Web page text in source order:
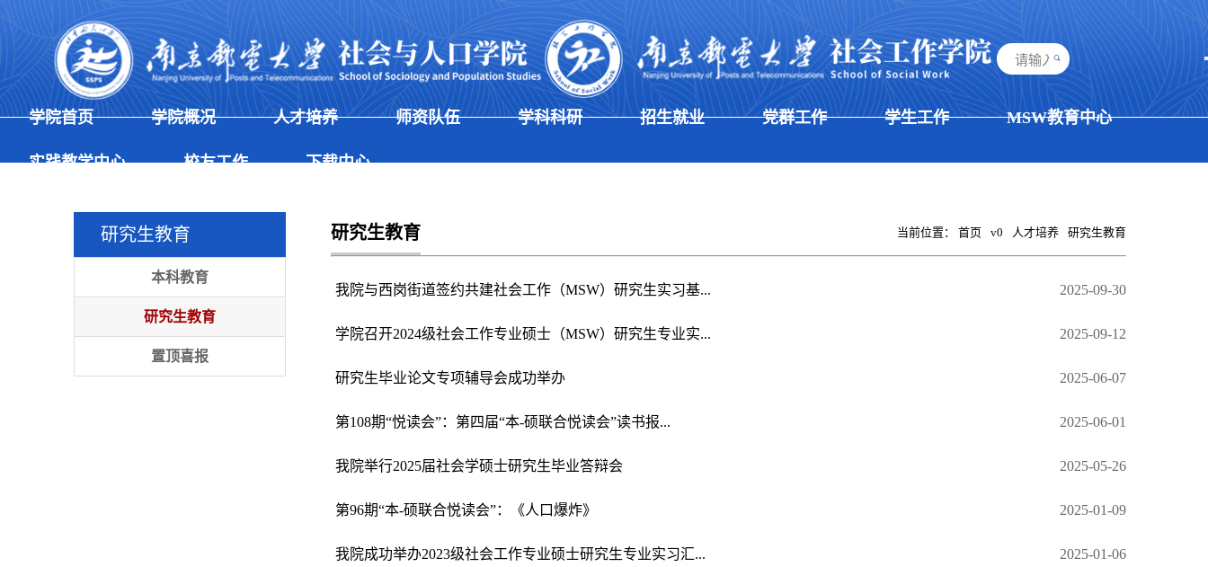
学院首页 学院概况 人才培养 师资队伍 学科科研 招生就业 党群工作 学生工作 MSW教育中心
实践教学中心 校友工作 下载中心
研究生教育
本科教育
研究生教育
置顶喜报
当前位置： 首页 v0 人才培养 研究生教育
研究生教育
我院与西岗街道签约共建社会工作（MSW）研究生实习基... 2025-09-30
学院召开2024级社会工作专业硕士（MSW）研究生专业实... 2025-09-12
研究生毕业论文专项辅导会成功举办 2025-06-07
第108期“悦读会”：第四届“本-硕联合悦读会”读书报... 2025-06-01
我院举行2025届社会学硕士研究生毕业答辩会 2025-05-26
第96期“本-硕联合悦读会”：《人口爆炸》 2025-01-09
我院成功举办2023级社会工作专业硕士研究生专业实习汇... 2025-01-06